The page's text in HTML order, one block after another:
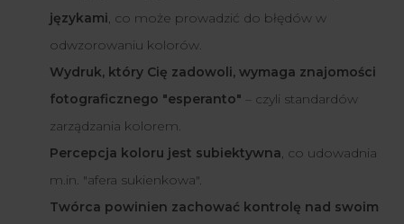
językami, co może prowadzić do błędów w
odwzorowaniu kolorów.
Wydruk, który Cię zadowoli, wymaga znajomości
fotograficznego "esperanto" – czyli standardów
zarządzania kolorem.
Percepcja koloru jest subiektywna, co udowadnia
m.in. "afera sukienkowa".
Twórca powinien zachować kontrolę nad swoim